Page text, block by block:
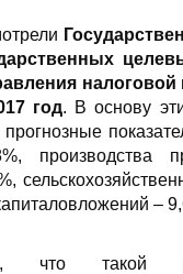
год. В основу
производства
–
что такой